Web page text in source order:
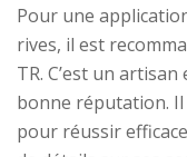
Pour une
rives, il est
TR. C’est un
bonne réputation. Il
pour réussir